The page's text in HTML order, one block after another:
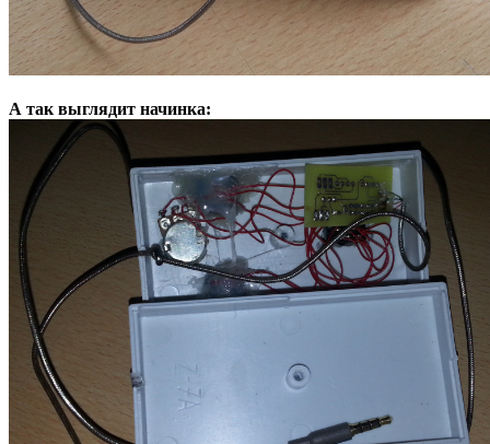
А так выглядит начинка: